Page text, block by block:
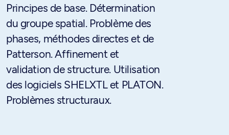
Principes de base. Détermination
du groupe spatial. Problème des
phases, méthodes directes et de
Patterson. Affinement et
validation de structure. Utilisation
des logiciels SHELXTL et PLATON.
Problèmes structuraux.